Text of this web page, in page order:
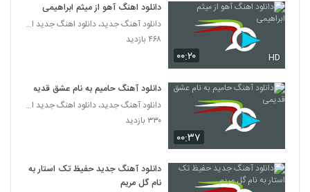
موزیک زیبای لعنتی از یاسین گنجی
5225
آهنگ آرین احمدی بنام ای عشق
دانلود آهنگ دنیا نمیزاره از امید ربیعی
۲۶۳ بازدید
دانلود آهنگ شیرین مثه یه لبخند از روشان
۰۰:۲۰ HD
دانلود اهنگ آهو از میثم ابراهیمی
دانلود آهنگ جدید، دانلود اهنگ جدید ایرانی
۴۶۸ بازدید
۰۰:۳۷
دانلود آهنگ حامیم به نام عشق قدیمی
دانلود آهنگ جدید، دانلود اهنگ جدید ایرانی
۳۳۰ بازدید
دانلود آهنگ جدید حفیظ تک استار به
نام گل مریم